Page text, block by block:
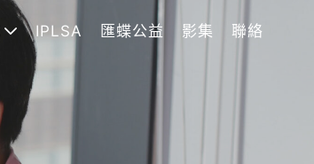
IPLSA 匯蝶公益 影集 聯絡